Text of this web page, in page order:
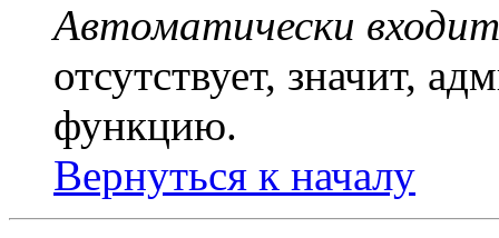
Автоматически
отсутствует, значит,
функцию.
Вернуться к началу